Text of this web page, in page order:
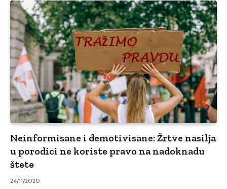
Neinformisane i demotivisane: Žrtve nasilja
u porodici ne koriste pravo na nadoknadu
štete
24/11/2020